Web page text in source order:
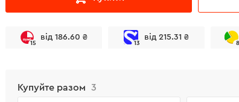
15
від 186.60 ₴
13
від 215.31 ₴
8
Купуйте разом 3